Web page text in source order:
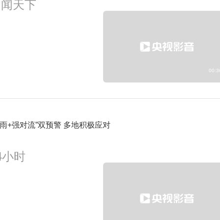
天下
+强对流”双预警 多地积极应对
时